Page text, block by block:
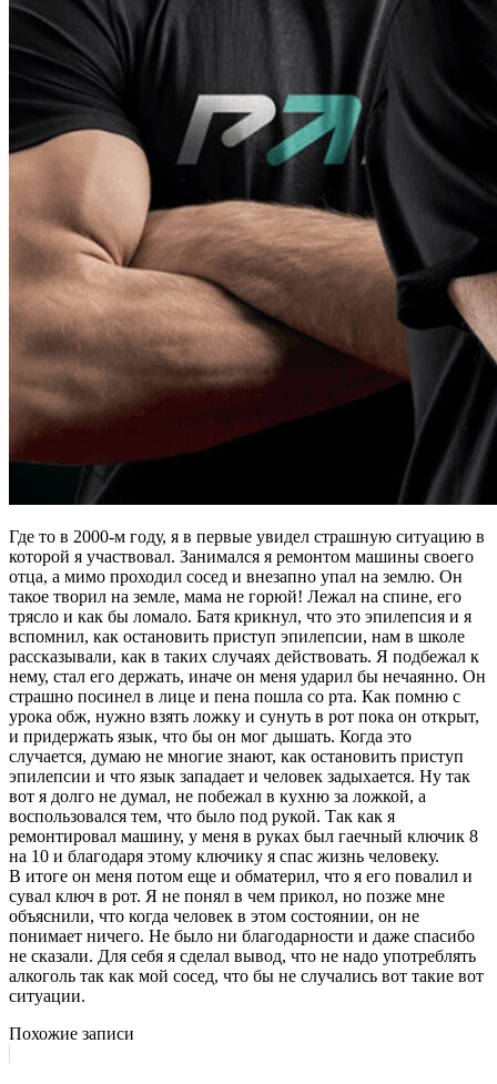
Где то в 2000-м году, я в первые увидел страшную ситуацию в
которой я участвовал. Занимался я ремонтом машины своего
отца, а мимо проходил сосед и внезапно упал на землю. Он
такое творил на земле, мама не горюй! Лежал на спине, его
трясло и как бы ломало. Батя крикнул, что это эпилепсия и я
вспомнил, как остановить приступ эпилепсии, нам в школе
рассказывали, как в таких случаях действовать. Я подбежал к
нему, стал его держать, иначе он меня ударил бы нечаянно. Он
страшно посинел в лице и пена пошла со рта. Как помню с
урока обж, нужно взять ложку и сунуть в рот пока он открыт,
и придержать язык, что бы он мог дышать. Когда это
случается, думаю не многие знают, как остановить приступ
эпилепсии и что язык западает и человек задыхается. Ну так
вот я долго не думал, не побежал в кухню за ложкой, а
воспользовался тем, что было под рукой. Так как я
ремонтировал машину, у меня в руках был гаечный ключик 8
на 10 и благодаря этому ключику я спас жизнь человеку.
В итоге он меня потом еще и обматерил, что я его повалил и
сувал ключ в рот. Я не понял в чем прикол, но позже мне
объяснили, что когда человек в этом состоянии, он не
понимает ничего. Не было ни благодарности и даже спасибо
не сказали. Для себя я сделал вывод, что не надо употреблять
алкоголь так как мой сосед, что бы не случались вот такие вот
ситуации.
Похожие записи